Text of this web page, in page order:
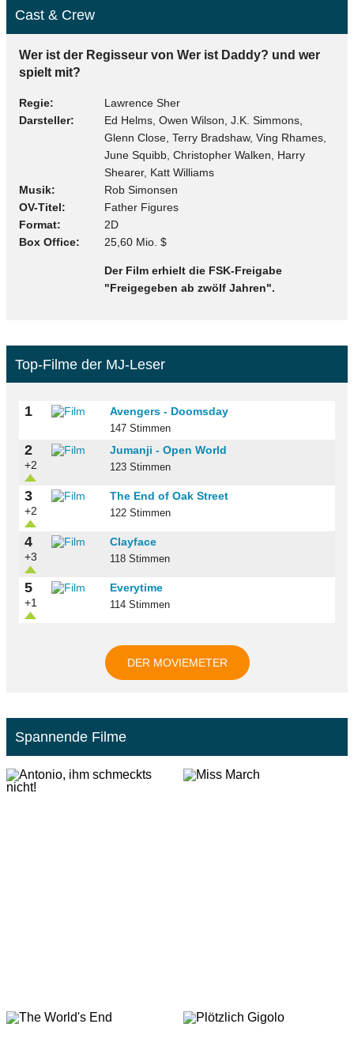
Cast & Crew
Wer ist der Regisseur von Wer ist Daddy? und wer
spielt mit?
Regie
Lawrence Sher
Darsteller
Ed Helms, Owen Wilson, J.K. Simmons,
Glenn Close, Terry Bradshaw, Ving Rhames,
June Squibb, Christopher Walken, Harry
Shearer, Katt Williams
Musik
Rob Simonsen
OV-Titel
Father Figures
Format
2D
Box Office
25,60 Mio. $
Der Film erhielt die FSK-Freigabe
"Freigegeben ab zwölf Jahren".
Top-Filme der MJ-Leser
1 Avengers - Doomsday
147 Stimmen
2
+2
Jumanji - Open World
123 Stimmen
3
+2
The End of Oak Street
122 Stimmen
4
+3
Clayface
118 Stimmen
5
+1
Everytime
114 Stimmen
DER MOVIEMETER
Spannende Filme